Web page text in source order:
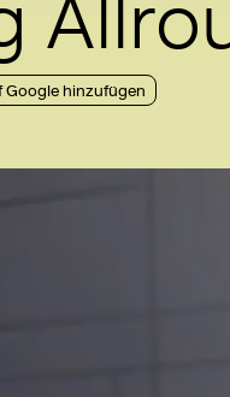
Google hinzufügen